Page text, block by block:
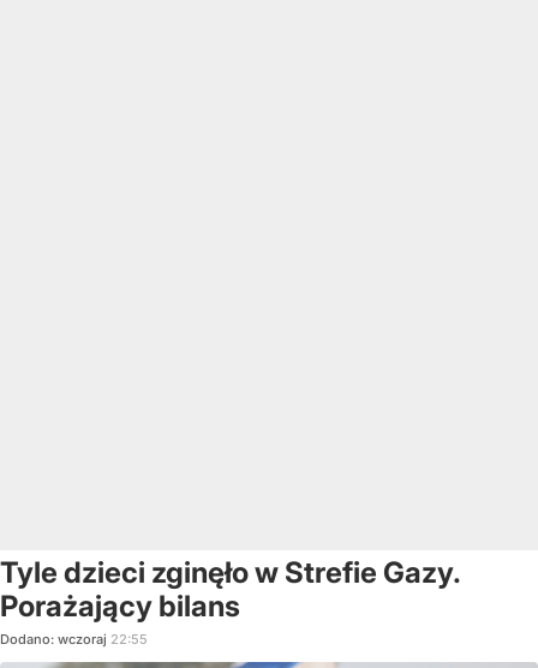
Tyle dzieci zginęło w Strefie Gazy.
Porażający bilans
Dodano: wczoraj 22:55